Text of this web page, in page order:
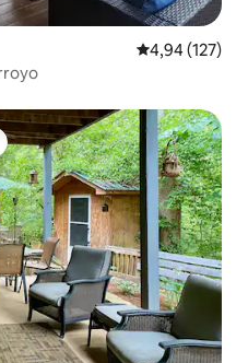
Calificación
4,94 (127)
más destacados